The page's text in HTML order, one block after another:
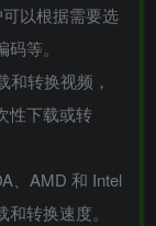
以根据需要选
等。
和转换视频，
性下载或转
、AMD 和 Intel
转换速度。